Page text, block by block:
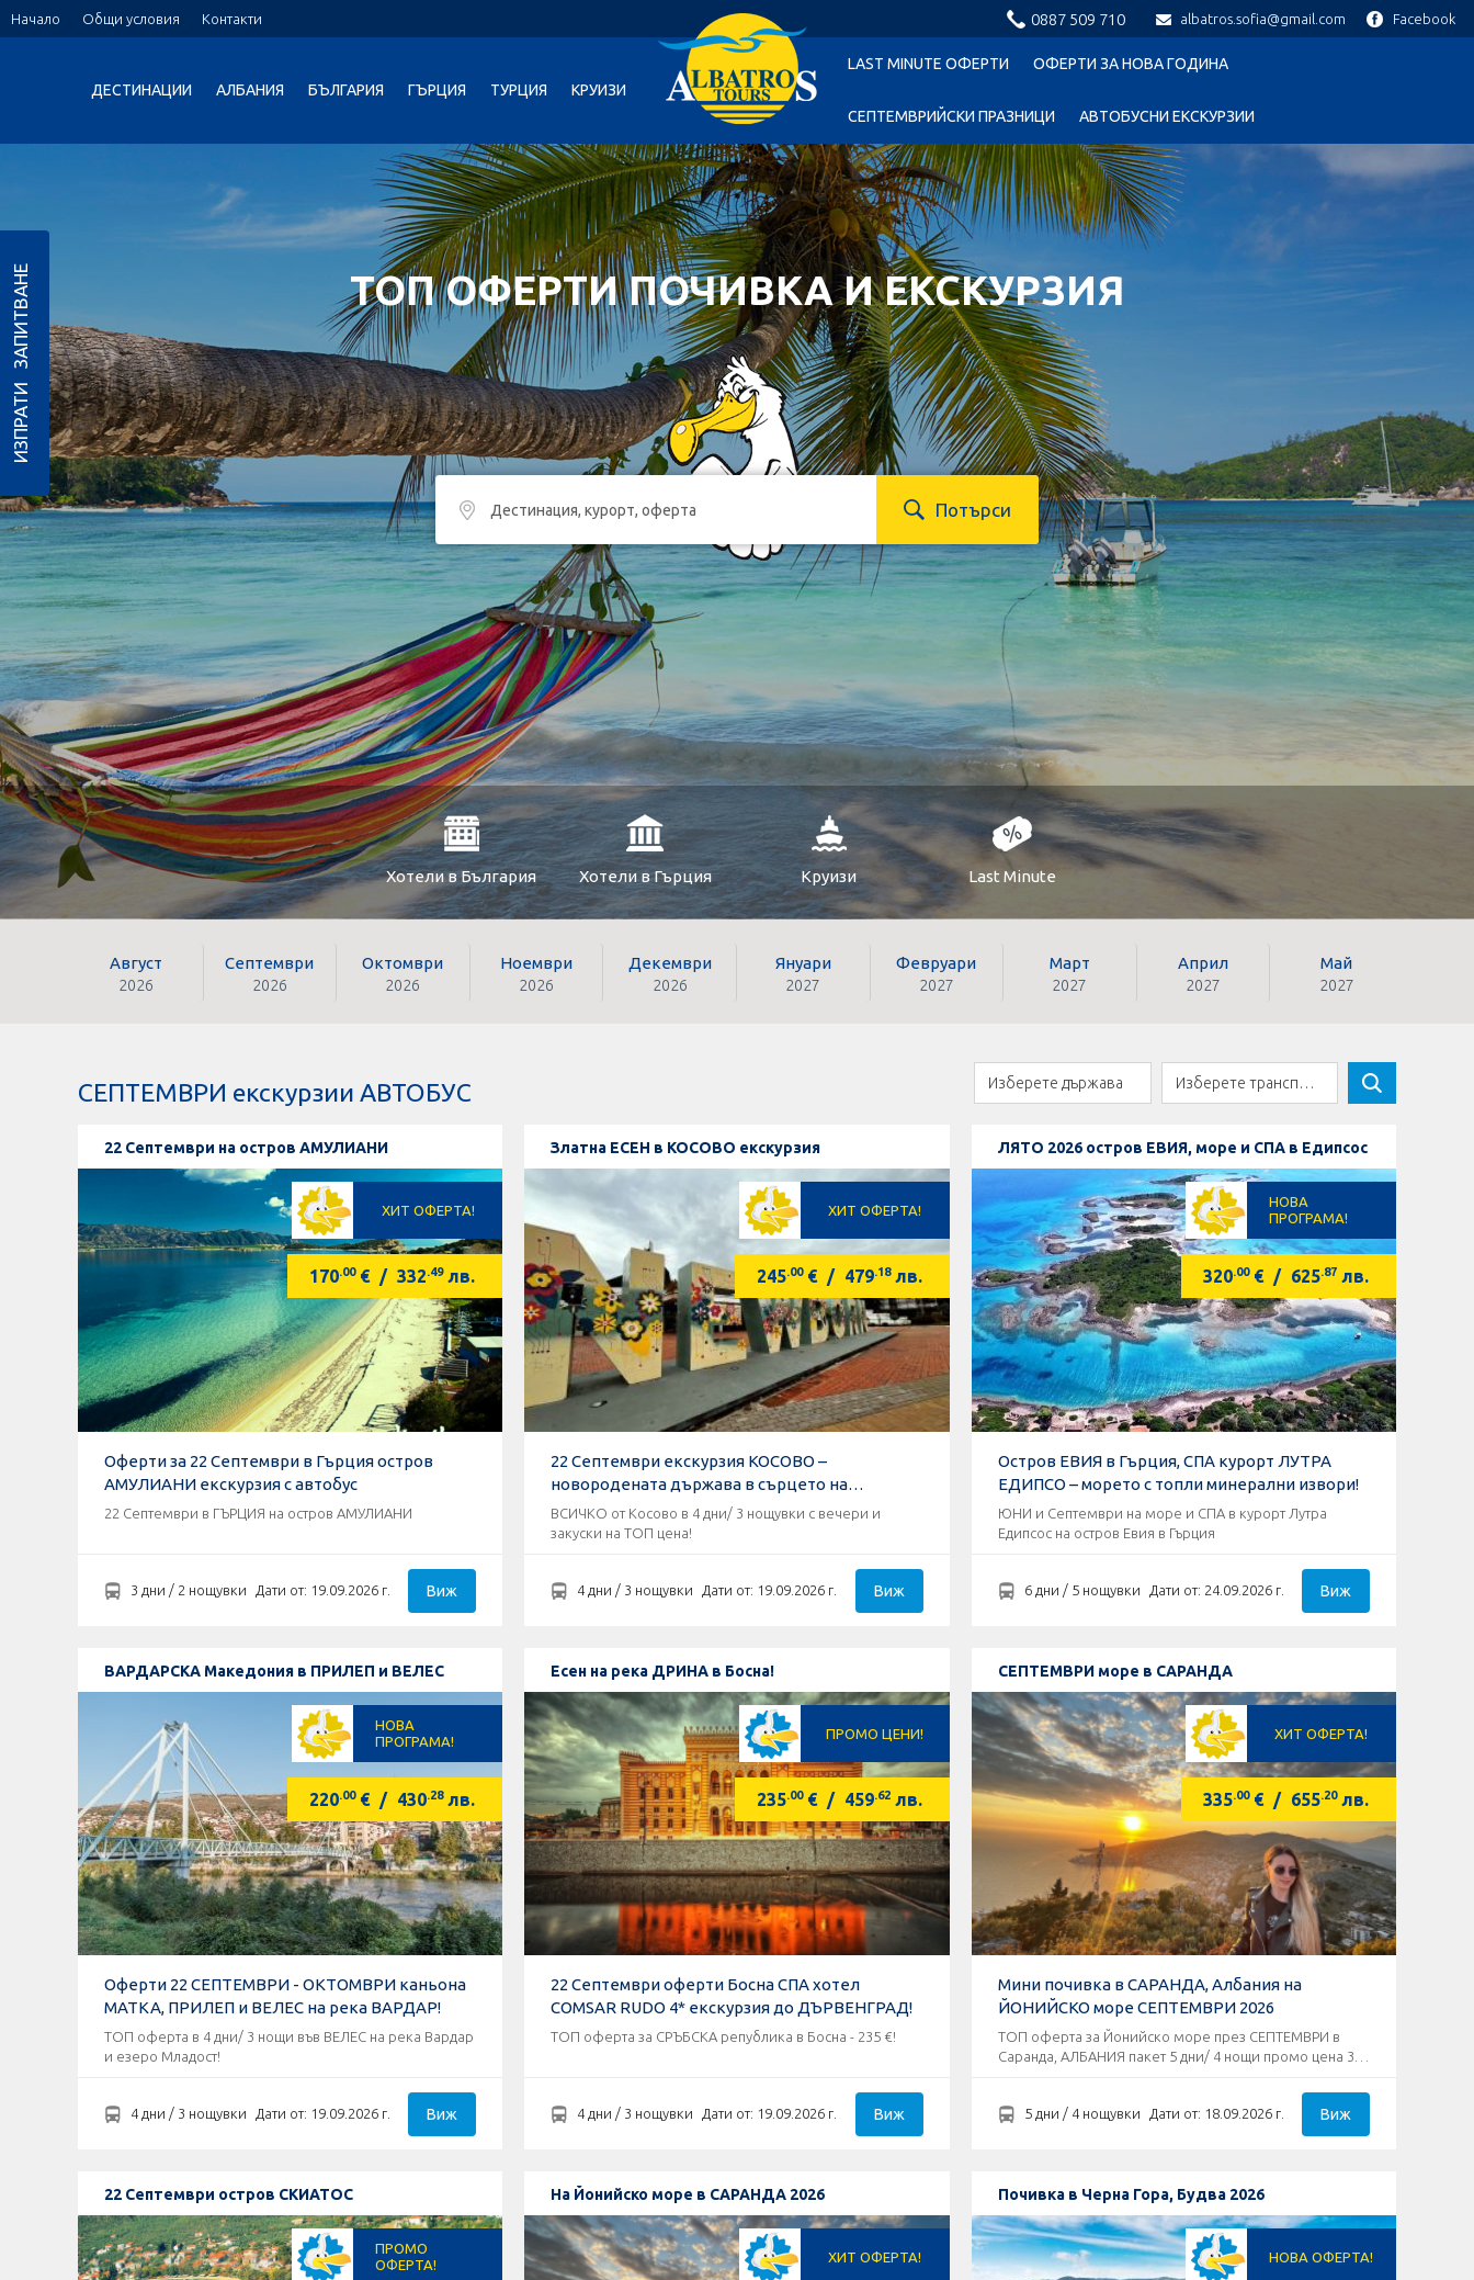
Начало Общи условия Контакти 0887 509 710 albatros.sofia@gmail.com Facebook
ДЕСТИНАЦИИ АЛБАНИЯ БЪЛГАРИЯ ГЪРЦИЯ ТУРЦИЯ КРУИЗИ
LAST MINUTE ОФЕРТИ ОФЕРТИ ЗА НОВА ГОДИНА
СЕПТЕМВРИЙСКИ ПРАЗНИЦИ АВТОБУСНИ ЕКСКУРЗИИ
ТОП ОФЕРТИ ПОЧИВКА И ЕКСКУРЗИЯ
Потърси
Хотели в България Хотели в Гърция Круизи Last Minute
Август
2026
Септември
2026
Октомври
2026
Ноември
2026
Декември
2026
Януари
2027
Февруари
2027
Март
2027
Април
2027
Май
2027
СЕПТЕМВРИ екскурзии АВТОБУС
22 Септември на остров АМУЛИАНИ
ХИТ ОФЕРТА!
170.00 € / 332.49 лв.
Оферти за 22 Септември в Гърция остров
АМУЛИАНИ екскурзия с автобус
22 Септември в ГЪРЦИЯ на остров АМУЛИАНИ
3 дни / 2 нощувки Дати от: 19.09.2026 г. Виж
Златна ЕСЕН в КОСОВО екскурзия
ХИТ ОФЕРТА!
245.00 € / 479.18 лв.
22 Септември екскурзия КОСОВО –
новородената държава в сърцето на
ДАРДАНИЯ !
ВСИЧКО от Косово в 4 дни/ 3 нощувки с вечери и
закуски на ТОП цена!
4 дни / 3 нощувки Дати от: 19.09.2026 г. Виж
ЛЯТО 2026 остров ЕВИЯ, море и СПА в Едипсос
НОВА
ПРОГРАМА!
320.00 € / 625.87 лв.
Остров ЕВИЯ в Гърция, СПА курорт ЛУТРА
ЕДИПСО – морето с топли минерални извори!
ЮНИ и Септември на море и СПА в курорт Лутра
Едипсос на остров Евия в Гърция
6 дни / 5 нощувки Дати от: 24.09.2026 г. Виж
ВАРДАРСКА Македония в ПРИЛЕП и ВЕЛЕС
НОВА
ПРОГРАМА!
220.00 € / 430.28 лв.
Оферти 22 СЕПТЕМВРИ - ОКТОМВРИ каньона
МАТКА, ПРИЛЕП и ВЕЛЕС на река ВАРДАР!
ТОП оферта в 4 дни/ 3 нощи във ВЕЛЕС на река Вардар
и езеро Младост!
4 дни / 3 нощувки Дати от: 19.09.2026 г. Виж
Есен на река ДРИНА в Босна!
ПРОМО ЦЕНИ!
235.00 € / 459.62 лв.
22 Септември оферти Босна СПА хотел
COMSAR RUDO 4* екскурзия до ДЪРВЕНГРАД!
ТОП оферта за СРЪБСКА република в Босна - 235 €!
4 дни / 3 нощувки Дати от: 19.09.2026 г. Виж
СЕПТЕМВРИ море в САРАНДА
ХИТ ОФЕРТА!
335.00 € / 655.20 лв.
Мини почивка в САРАНДА, Албания на
ЙОНИЙСКО море СЕПТЕМВРИ 2026
ТОП оферта за Йонийско море през СЕПТЕМВРИ в
Саранда, АЛБАНИЯ пакет 5 дни/ 4 нощи промо цена 335
5 дни / 4 нощувки Дати от: 18.09.2026 г. Виж
22 Септември остров СКИАТОС
ПРОМО
ОФЕРТА!
На Йонийско море в САРАНДА 2026
ХИТ ОФЕРТА!
Почивка в Черна Гора, Будва 2026
НОВА ОФЕРТА!
ИЗПРАТИ ЗАПИТВАНЕ